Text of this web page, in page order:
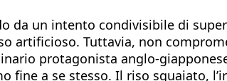
da un intento condivisibile di
artificioso. Tuttavia, non
protagonista anglo-
a se stesso. Il riso sguaiato,